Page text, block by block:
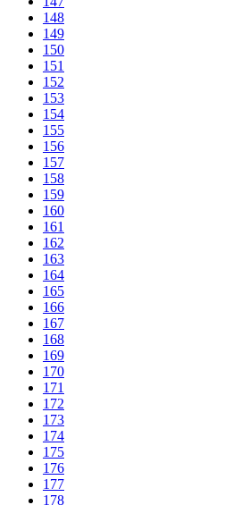
148
149
150
151
152
153
154
155
156
157
158
159
160
161
162
163
164
165
166
167
168
169
170
171
172
173
174
175
176
177
178